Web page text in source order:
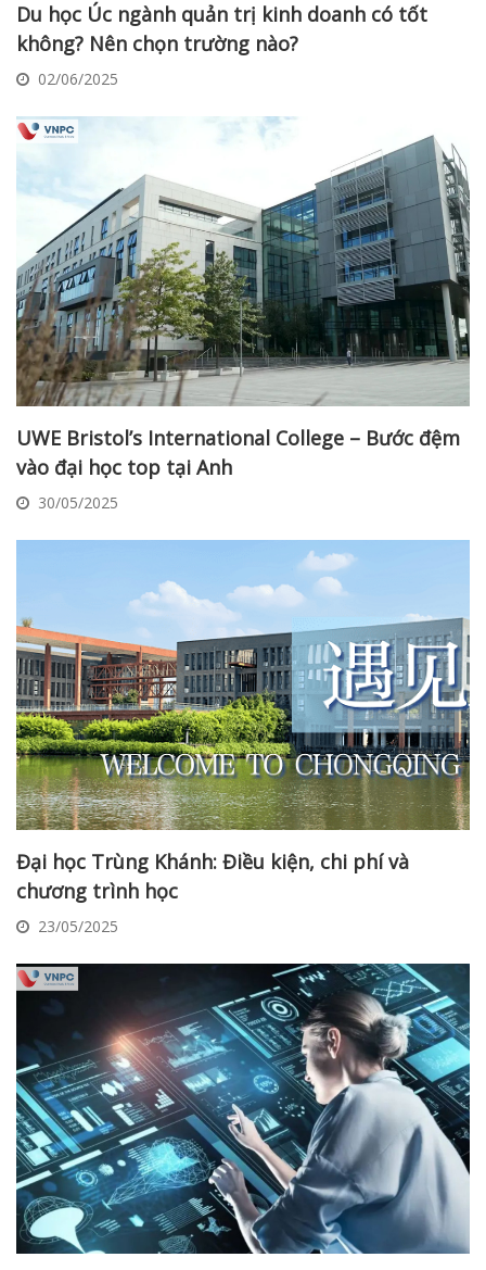
Du học Úc ngành quản trị kinh doanh có tốt
không? Nên chọn trường nào?
02/06/2025
UWE Bristol’s International College – Bước đệm
vào đại học top tại Anh
30/05/2025
Đại học Trùng Khánh: Điều kiện, chi phí và
chương trình học
23/05/2025